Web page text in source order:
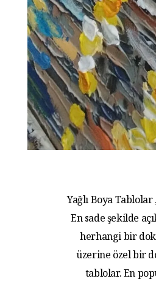
Yağlı Boya
En sade şekilde
herhangi bir
üzerine özel bir
tablolar. En